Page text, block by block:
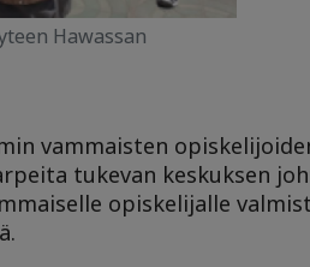
Hawassan
vammaisten
tukevan keskuksen
opiskelijalle